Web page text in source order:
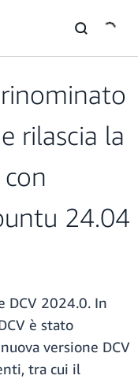
rinominato
rilascia la
24.04
DCV 2024.0. In
è stato
versione DCV
tra cui il